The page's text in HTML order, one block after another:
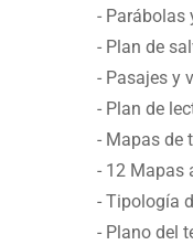
- Parábolas
- Plan de
- Pasajes y
- Plan de
- Mapas de
- 12 Mapas
- Tipología
- Plano del